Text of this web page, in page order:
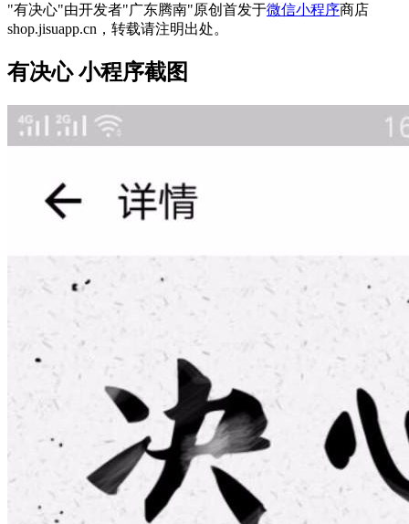
"有决心"由开发者"广东腾南"原创首发于微信小程序商店
shop.jisuapp.cn，转载请注明出处。
有决心 小程序截图